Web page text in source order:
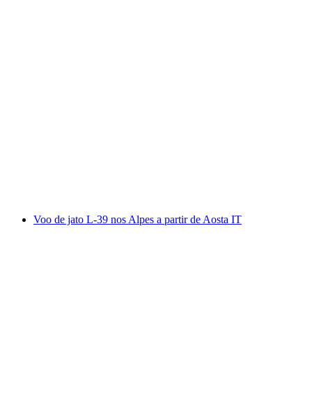
Voo de jato L-39 nos Alpes a partir de Aosta IT